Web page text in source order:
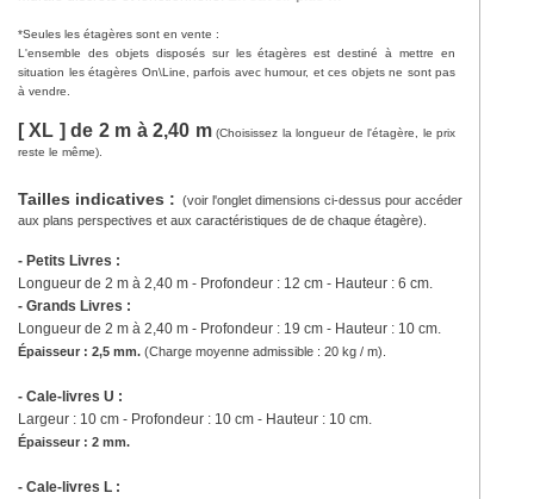
*Seules les étagères sont en vente :
L'ensemble des objets disposés sur les étagères est destiné à mettre en
situation les étagères On\Line, parfois avec humour, et ces objets ne sont pas
à vendre.
[ XL ] de 2 m à 2,40 m (Choisissez la longueur de l'étagère, le prix
reste le même).
Tailles indicatives : (voir l'onglet dimensions ci-dessus pour accéder
aux plans perspectives et aux caractéristiques de de chaque étagère).
- Petits Livres :
Longueur de 2 m à 2,40 m - Profondeur : 12 cm - Hauteur : 6 cm.
- Grands Livres :
Longueur de 2 m à 2,40 m - Profondeur : 19 cm - Hauteur : 10 cm.
Épaisseur : 2,5 mm. (Charge moyenne admissible : 20 kg / m).
- Cale-livres U :
Largeur : 10 cm - Profondeur : 10 cm - Hauteur : 10 cm.
Épaisseur : 2 mm.
- Cale-livres L :